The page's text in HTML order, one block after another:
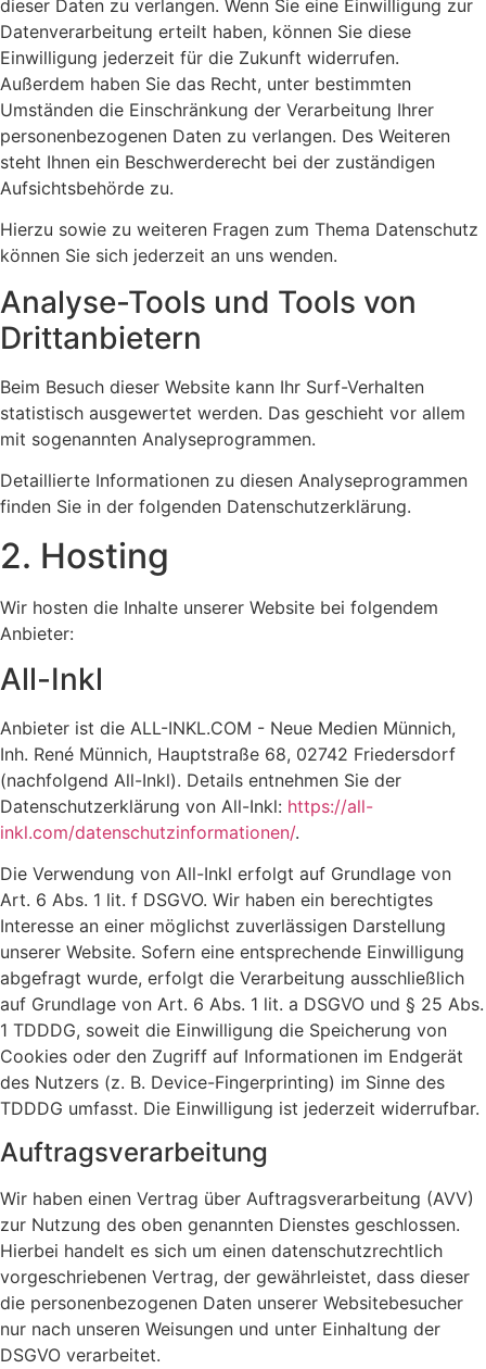
dieser Daten zu verlangen. Wenn Sie eine Einwilligung zur
Datenverarbeitung erteilt haben, können Sie diese
Einwilligung jederzeit für die Zukunft widerrufen.
Außerdem haben Sie das Recht, unter bestimmten
Umständen die Einschränkung der Verarbeitung Ihrer
personenbezogenen Daten zu verlangen. Des Weiteren
steht Ihnen ein Beschwerderecht bei der zuständigen
Aufsichtsbehörde zu.
Hierzu sowie zu weiteren Fragen zum Thema Datenschutz
können Sie sich jederzeit an uns wenden.
Analyse-Tools und Tools von
Dritt­anbietern
Beim Besuch dieser Website kann Ihr Surf-Verhalten
statistisch ausgewertet werden. Das geschieht vor allem
mit sogenannten Analyseprogrammen.
Detaillierte Informationen zu diesen Analyseprogrammen
finden Sie in der folgenden Datenschutzerklärung.
2. Hosting
Wir hosten die Inhalte unserer Website bei folgendem
Anbieter:
All-Inkl
Anbieter ist die ALL-INKL.COM - Neue Medien Münnich,
Inh. René Münnich, Hauptstraße 68, 02742 Friedersdorf
(nachfolgend All-Inkl). Details entnehmen Sie der
Datenschutzerklärung von All-Inkl: https://all-
inkl.com/datenschutzinformationen/.
Die Verwendung von All-Inkl erfolgt auf Grundlage von
Art. 6 Abs. 1 lit. f DSGVO. Wir haben ein berechtigtes
Interesse an einer möglichst zuverlässigen Darstellung
unserer Website. Sofern eine entsprechende Einwilligung
abgefragt wurde, erfolgt die Verarbeitung ausschließlich
auf Grundlage von Art. 6 Abs. 1 lit. a DSGVO und § 25 Abs.
1 TDDDG, soweit die Einwilligung die Speicherung von
Cookies oder den Zugriff auf Informationen im Endgerät
des Nutzers (z. B. Device-Fingerprinting) im Sinne des
TDDDG umfasst. Die Einwilligung ist jederzeit widerrufbar.
Auftragsverarbeitung
Wir haben einen Vertrag über Auftragsverarbeitung (AVV)
zur Nutzung des oben genannten Dienstes geschlossen.
Hierbei handelt es sich um einen datenschutzrechtlich
vorgeschriebenen Vertrag, der gewährleistet, dass dieser
die personenbezogenen Daten unserer Websitebesucher
nur nach unseren Weisungen und unter Einhaltung der
DSGVO verarbeitet.